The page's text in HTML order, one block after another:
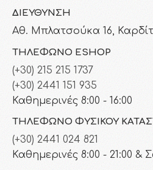
ΔΙΕΎΘΥΝΣΗ
Αθ. Μπλατσούκα 16,
ΤΗΛΈΦΩΝΟ ESHOP
(+30) 215 215 1737
(+30) 2441 151 935
Καθημερινές 8:00 - 16:00
ΤΗΛΈΦΩΝΟ ΦΥΣΙΚΟΎ
(+30) 2441 024 821
Καθημερινές 8:00 - 21:00 &